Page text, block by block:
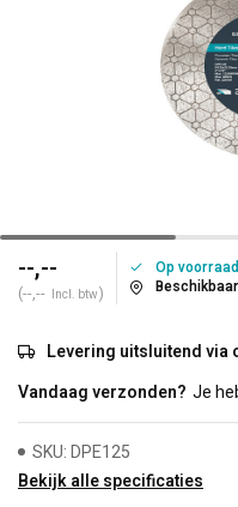
--,--
(--,-- Incl. btw)
Op voorraad
Levering uitsluitend via
Vandaag verzonden? Je
SKU: DPE125
Bekijk alle specificaties